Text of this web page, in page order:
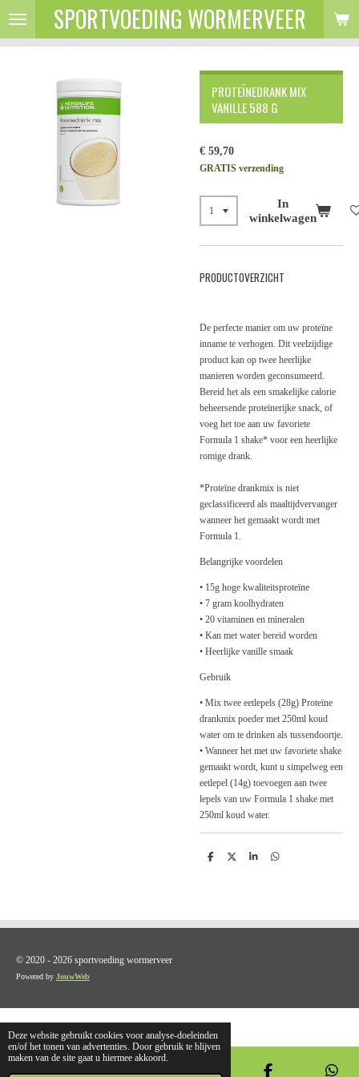
Deze website gebruikt cookies voor analyse-doeleinden
en/of het tonen van advertenties. Door gebruik te blijven
maken van de site gaat u hiermee akkoord.
Ga
naar
hoofdinhoud
SPORTVOEDING WORMERVEER
PROTEÏNEDRANK MIX
VANILLE 588 G
€ 59,70
GRATIS verzending
In
winkelwagen
PRODUCTOVERZICHT
De perfecte manier om uw proteïne
inname te verhogen. Dit veelzijdige
product kan op twee heerlijke
manieren worden geconsumeerd.
Bereid het als een smakelijke calorie
beheersende proteïnerijke snack, of
voeg het toe aan uw favoriete
Formula 1 shake* voor een heerlijke
romige drank.
*Proteïne drankmix is niet
geclassificeerd als maaltijdvervanger
wanneer het gemaakt wordt met
Formula 1.
Belangrijke voordelen
• 15g hoge kwaliteitsproteïne
• 7 gram koolhydraten
• 20 vitaminen en mineralen
• Kan met water bereid worden
• Heerlijke vanille smaak
Gebruik
• Mix twee eetlepels (28g) Proteïne
drankmix poeder met 250ml koud
water om te drinken als tussendoortje.
• Wanneer het met uw favoriete shake
gemaakt wordt, kunt u simpelweg een
eetlepel (14g) toevoegen aan twee
lepels van uw Formula 1 shake met
250ml koud water.
D
D
S
D
© 2020 - 2026 sportvoeding wormerveer
Powered by JouwWeb